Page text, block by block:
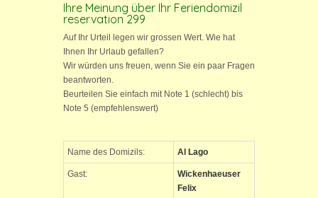
Ihre Meinung über Ihr Feriendomizil
reservation 299
Auf Ihr Urteil legen wir grossen Wert. Wie hat
Ihnen Ihr Urlaub gefallen?
Wir würden uns freuen, wenn Sie ein paar Fragen
beantworten.
Beurteilen Sie einfach mit Note 1 (schlecht) bis
Note 5 (empfehlenswert)
Name des Domizils: Al Lago
Gast:
Wickenhaeuser
Felix